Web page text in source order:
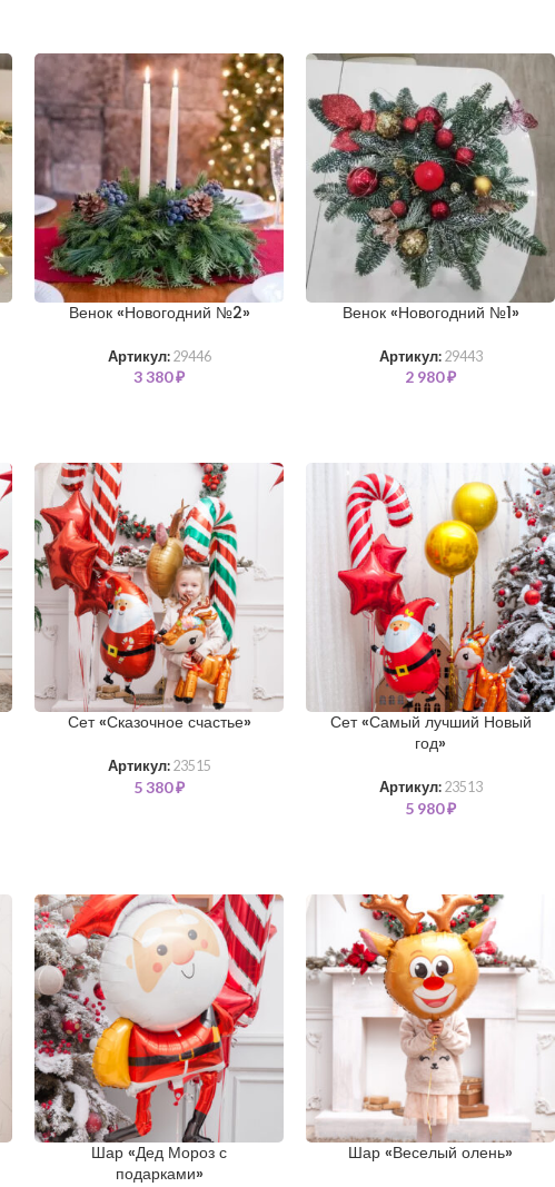
Венок «Новогодний №2»
Артикул: 29446
3 380₽
Венок «Новогодний №1»
Артикул: 29443
2 980₽
Сет «Сказочное счастье»
Артикул: 23515
5 380₽
Сет «Самый лучший Новый
год»
Артикул: 23513
5 980₽
Шар «Дед Мороз с
подарками»
Шар «Веселый олень»